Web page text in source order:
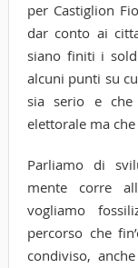
per Castiglion
dar conto ai
siano finiti i
alcuni punti su
sia serio e che
elettorale ma
Parliamo di
mente corre
vogliamo
percorso che
condiviso,